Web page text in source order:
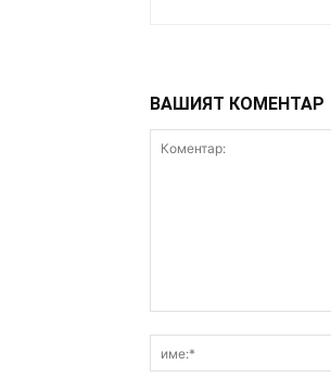
ВАШИЯТ КОМЕНТАР